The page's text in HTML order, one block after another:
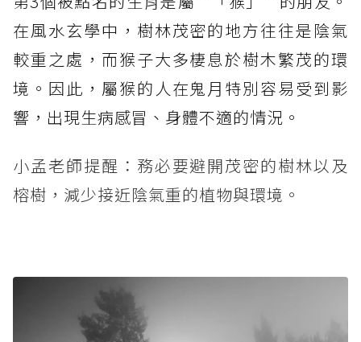
在風水玄學中，樹林茂密的地方往往是陰氣
較重之處，而猴子大多棲息於樹木繁茂的環
境。因此，屬猴的人在鬼月特別容易受到影
響，出現生病感冒、身體不適的情況。
小孟老師提醒：務必要避開茂密的樹林以及
榕樹，減少接近陰氣重的植物與環境。